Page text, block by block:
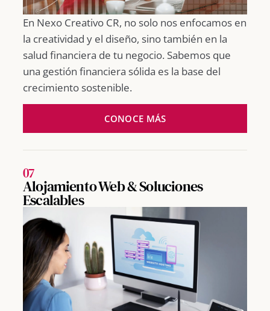
En Nexo Creativo CR, no solo nos enfocamos en
la creatividad y el diseño, sino también en la
salud financiera de tu negocio. Sabemos que
una gestión financiera sólida es la base del
crecimiento sostenible.
CONOCE MÁS
07
Alojamiento Web & Soluciones
Escalables